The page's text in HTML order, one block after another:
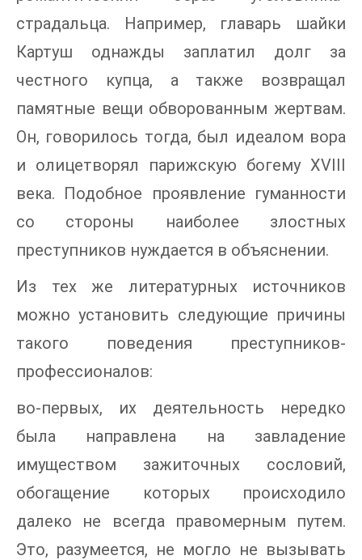
страдальца. Например, главарь шайки
Картуш однажды заплатил долг за
честного купца, а также возвращал
памятные вещи обворованным жертвам.
Он, говорилось тогда, был идеалом вора
и олицетворял парижскую богему XVIII
века. Подобное проявление гуманности
со стороны наиболее злостных
преступников нуждается в объяснении.
Из тех же литературных источников
можно установить следующие причины
такого поведения преступников-
профессионалов:
во-первых, их деятельность нередко
была направлена на завладение
имуществом зажиточных сословий,
обогащение которых происходило
далеко не всегда правомерным путем.
Это, разумеется, не могло не вызывать